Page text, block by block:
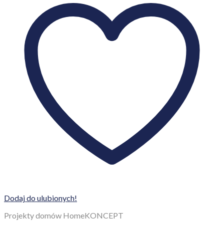
Dodaj do ulubionych!
Projekty domów HomeKONCEPT